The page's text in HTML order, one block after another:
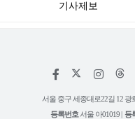
기사제보
페
스
인
타
서울 중구 세종대로22길 12 광
등록번호 서울 아01019 | 등